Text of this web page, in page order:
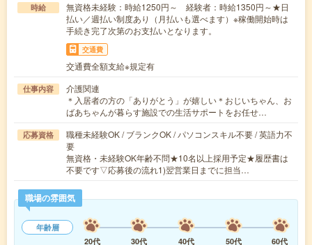
時給
無資格未経験：時給1250円～ 経験者：時給1350円～★日
払い／週払い制度あり（月払いも選べます）※稼働開始時は
手続き完了次第のお支払いとなります。
交通費
交通費全額支給※規定有
仕事内容
介護関連
＊入居者の方の「ありがとう」が嬉しい＊おじいちゃん、お
ばあちゃんが暮らす施設での生活サポートをお任せ…
応募資格
職種未経験OK / ブランクOK / パソコンスキル不要 / 英語力不
要
無資格・未経験OK年齢不問★10名以上採用予定★履歴書は
不要です▽応募後の流れ1)翌営業日までに担当…
職場の雰囲気
年齢層
20代
30代 40代 50代
60代